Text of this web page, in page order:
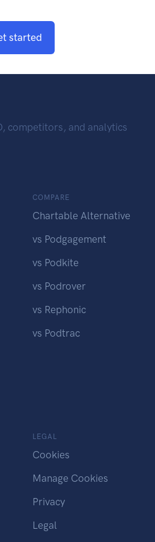
started
competitors, and analytics
COMPARE
Chartable Alternative
vs Podgagement
vs Podkite
vs Podrover
vs Rephonic
vs Podtrac
LEGAL
Cookies
Manage Cookies
Privacy
Legal